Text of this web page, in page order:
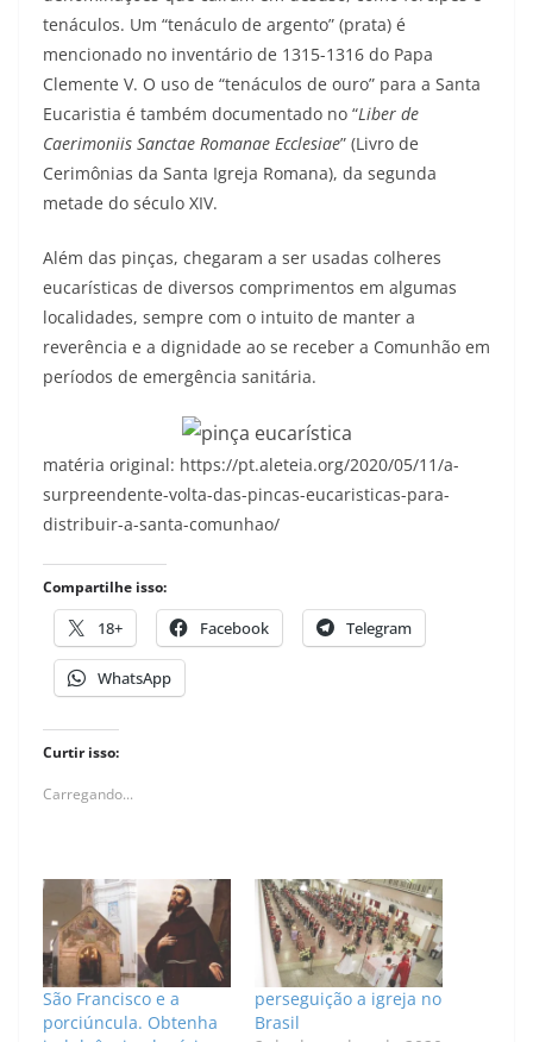
tenáculos. Um “tenáculo de argento” (prata) é
mencionado no inventário de 1315-1316 do Papa
Clemente V. O uso de “tenáculos de ouro” para a Santa
Eucaristia é também documentado no “Liber de
Caerimoniis Sanctae Romanae Ecclesiae” (Livro de
Cerimônias da Santa Igreja Romana), da segunda
metade do século XIV.
Além das pinças, chegaram a ser usadas colheres
eucarísticas de diversos comprimentos em algumas
localidades, sempre com o intuito de manter a
reverência e a dignidade ao se receber a Comunhão em
períodos de emergência sanitária.
matéria original: https://pt.aleteia.org/2020/05/11/a-
surpreendente-volta-das-pincas-eucaristicas-para-
distribuir-a-santa-comunhao/
Compartilhe isso:
18+ Facebook Telegram
WhatsApp
Curtir isso:
Carregando...
São Francisco e a
porciúncula. Obtenha
perseguição a igreja no
Brasil